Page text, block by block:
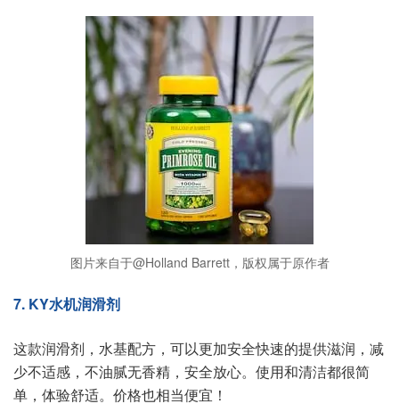
图片来自于@Holland Barrett，版权属于原作者
7. KY水机润滑剂
这款润滑剂，水基配方，可以更加安全快速的提供滋润，减
少不适感，不油腻无香精，安全放心。使用和清洁都很简
单，体验舒适。价格也相当便宜！